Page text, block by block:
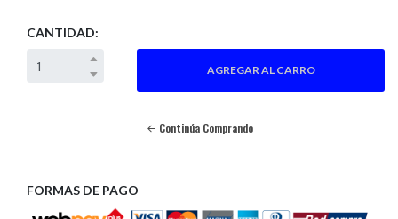
CANTIDAD:
Continúa Comprando
FORMAS DE PAGO